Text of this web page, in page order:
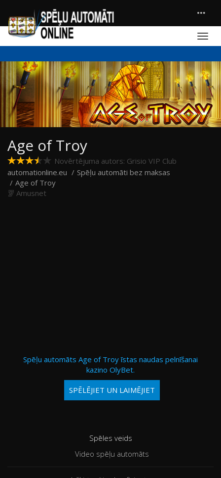
Age of Troy
Novērtējuma autors: Grisio VIP Club
automationline.eu
Spēļu automāti bez maksas
Age of Troy
Amusnet
Spēļu automāts Age of Troy īstas naudas pelnīšanai
kazino OlyBet.
SPĒLĒJIET UN LAIMĒJIET
Spēles veids
Video spēļu automāts